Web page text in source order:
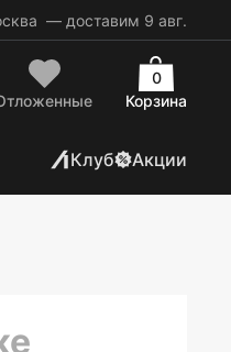
— доставим 9 авг.
Корзина
0
Клуб Акции